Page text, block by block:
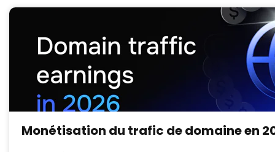
Monétisation du trafic de domaine en